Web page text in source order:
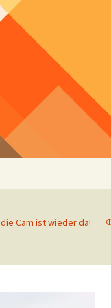
Cam ist wieder da!